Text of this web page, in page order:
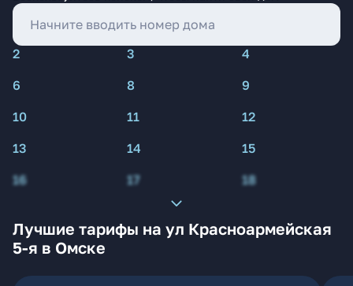
2 3
4
6
8
9
10
11
12
13
14
15
16
17 18
Лучшие тарифы на ул Красноармейская
5-я в Омске